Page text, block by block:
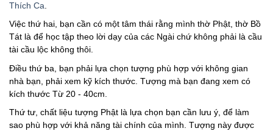
Thích Ca
Việc thứ hai, bạn cần có một tâm thái rằng mình thờ Phật, thờ Bồ
Tát là để học tập theo lời dạy của các Ngài chứ không phải là cầu
tài cầu lộc không thôi.
Điều thứ ba, bạn phải lựa chọn tượng phù hợp với không gian
nhà bạn, phải xem kỹ kích thước. Tượng mà bạn đang xem có
kích thước Từ 20 - 40cm.
Thứ tư, chất liệu tượng Phật là lựa chọn bạn cần lưu ý, để làm
sao phù hợp với khả năng tài chính của mình. Tượng này được